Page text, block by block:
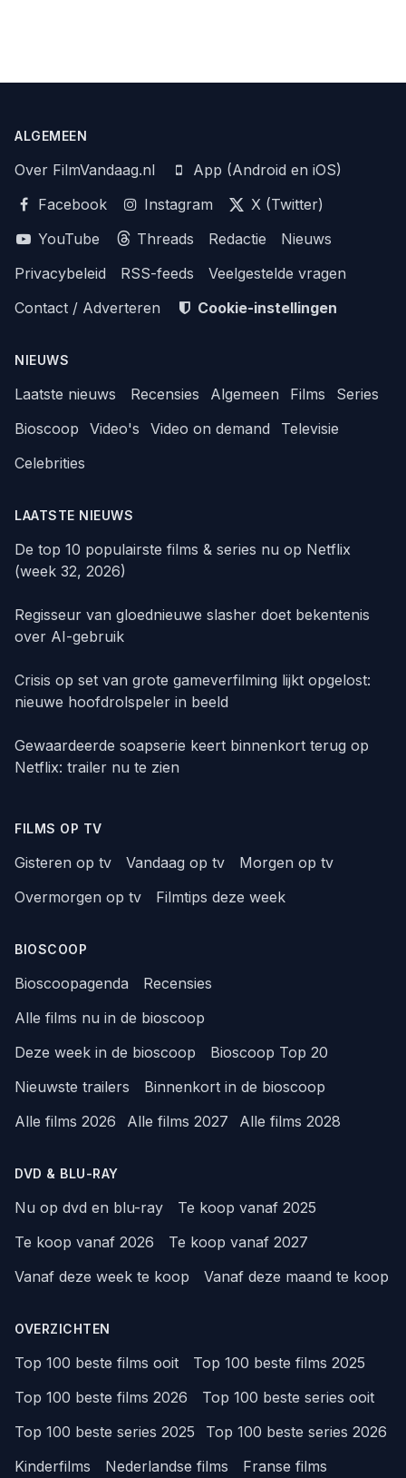
ALGEMEEN
Over FilmVandaag.nl
App (Android en iOS)
Facebook
Instagram
X (Twitter)
YouTube
Threads Redactie
Nieuws
Privacybeleid
RSS-feeds
Veelgestelde vragen
Contact / Adverteren
Cookie-instellingen
NIEUWS
Laatste nieuws Recensies Algemeen Films
Series
Bioscoop
Video's Video on demand
Televisie
Celebrities
LAATSTE NIEUWS
De top 10 populairste films & series nu op Netflix
(week 32, 2026)
Regisseur van gloednieuwe slasher doet bekentenis
over AI-gebruik
Crisis op set van grote gameverfilming lijkt opgelost:
nieuwe hoofdrolspeler in beeld
Gewaardeerde soapserie keert binnenkort terug op
Netflix: trailer nu te zien
FILMS OP TV
Gisteren op tv Vandaag op tv
Morgen op tv
Overmorgen op tv
Filmtips deze week
BIOSCOOP
Bioscoopagenda
Recensies
Alle films nu in de bioscoop
Deze week in de bioscoop
Bioscoop Top 20
Nieuwste trailers
Binnenkort in de bioscoop
Alle films 2026
Alle films 2027 Alle films 2028
DVD & BLU-RAY
Nu op dvd en blu-ray
Te koop vanaf 2025
Te koop vanaf 2026
Te koop vanaf 2027
Vanaf deze week te koop
Vanaf deze maand te koop
OVERZICHTEN
Top 100 beste films ooit
Top 100 beste films 2025
Top 100 beste films 2026
Top 100 beste series ooit
Top 100 beste series 2025
Top 100 beste series 2026
Kinderfilms
Nederlandse films
Franse films